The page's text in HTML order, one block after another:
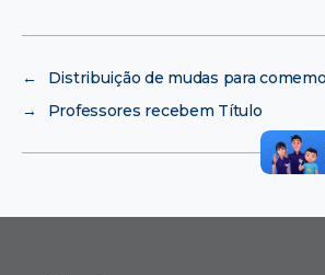
←
Distribuição de mudas para
→
Professores recebem Título